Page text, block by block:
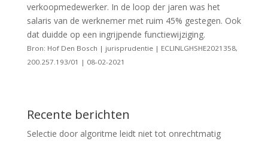
verkoopmedewerker. In de loop der jaren was het
salaris van de werknemer met ruim 45% gestegen. Ook
dat duidde op een ingrijpende functiewijziging.
Bron: Hof Den Bosch | jurisprudentie | ECLINLGHSHE2021358,
200.257.193/01 | 08-02-2021
Recente berichten
Selectie door algoritme leidt niet tot onrechtmatig